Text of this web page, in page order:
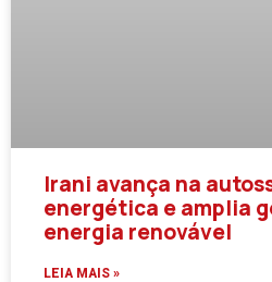
Irani avança na
energética e amplia
energia renovável
LEIA MAIS »